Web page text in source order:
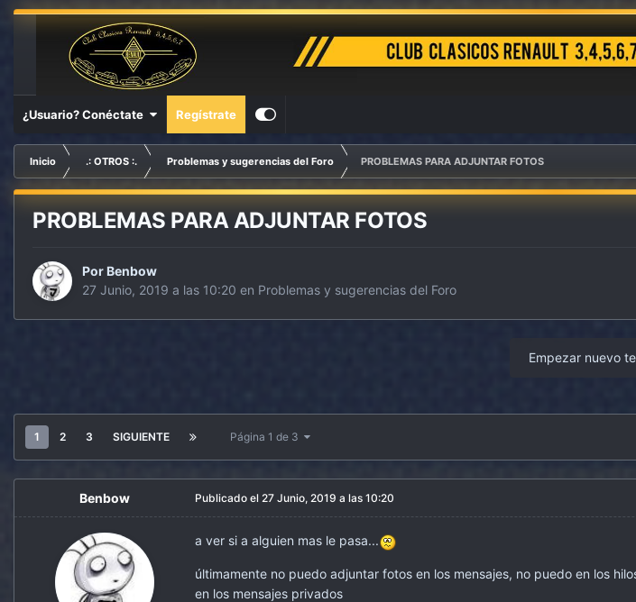
¿Usuario? Conéctate Regístrate
Inicio .: OTROS :. Problemas y sugerencias del Foro
PROBLEMAS PARA ADJUNTAR FOTOS
PROBLEMAS PARA ADJUNTAR FOTOS
Por Benbow
27 Junio, 2019 a las 10:20 en Problemas y sugerencias del Foro
Empezar nuevo
1 2 3 SIGUIENTE Página 1 de 3
Benbow Publicado el 27 Junio, 2019 a las 10:20
a ver si a alguien mas le pasa...
últimamente no puedo adjuntar fotos en los mensajes, no puedo en los
en los mensajes privados